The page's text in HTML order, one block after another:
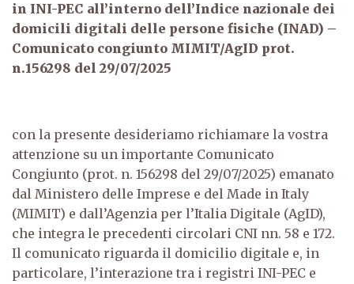
in INI-PEC all’interno dell’Indice nazionale dei
domicili digitali delle persone fisiche (INAD) –
Comunicato congiunto MIMIT/AgID prot.
n.156298 del 29/07/2025
con la presente desideriamo richiamare la vostra
attenzione su un importante Comunicato
Congiunto (prot. n. 156298 del 29/07/2025) emanato
dal Ministero delle Imprese e del Made in Italy
(MIMIT) e dall’Agenzia per l’Italia Digitale (AgID),
che integra le precedenti circolari CNI nn. 58 e 172.
Il comunicato riguarda il domicilio digitale e, in
particolare, l’interazione tra i registri INI-PEC e